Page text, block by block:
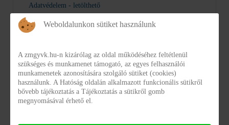
Adatvédelem - letölthető
Weboldalunkon sütiket használunk
A zmgyvk.hu-n kizárólag az oldal működéséhez feltétlenül
szükséges és munkamenet támogató, az egyes felhasználói
munkamenetek azonosítására szolgáló sütiket (cookies)
használunk. A Hatóság oldalán alkalmazott funkcionális sütikről
bővebb tájékoztatás a Tájékoztatás a sütikről gomb
megnyomásával érhető el.